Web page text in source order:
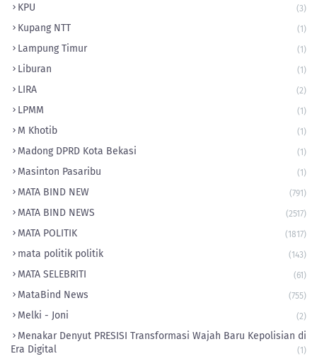
KPU (3)
Kupang NTT (1)
Lampung Timur (1)
Liburan (1)
LIRA (2)
LPMM (1)
M Khotib (1)
Madong DPRD Kota Bekasi (1)
Masinton Pasaribu (1)
MATA BIND NEW (791)
MATA BIND NEWS (2517)
MATA POLITIK (1817)
mata politik politik (143)
MATA SELEBRITI (61)
MataBind News (755)
Melki - Joni (2)
​Menakar Denyut PRESISI Transformasi Wajah Baru Kepolisian di
Era Digital
(1)